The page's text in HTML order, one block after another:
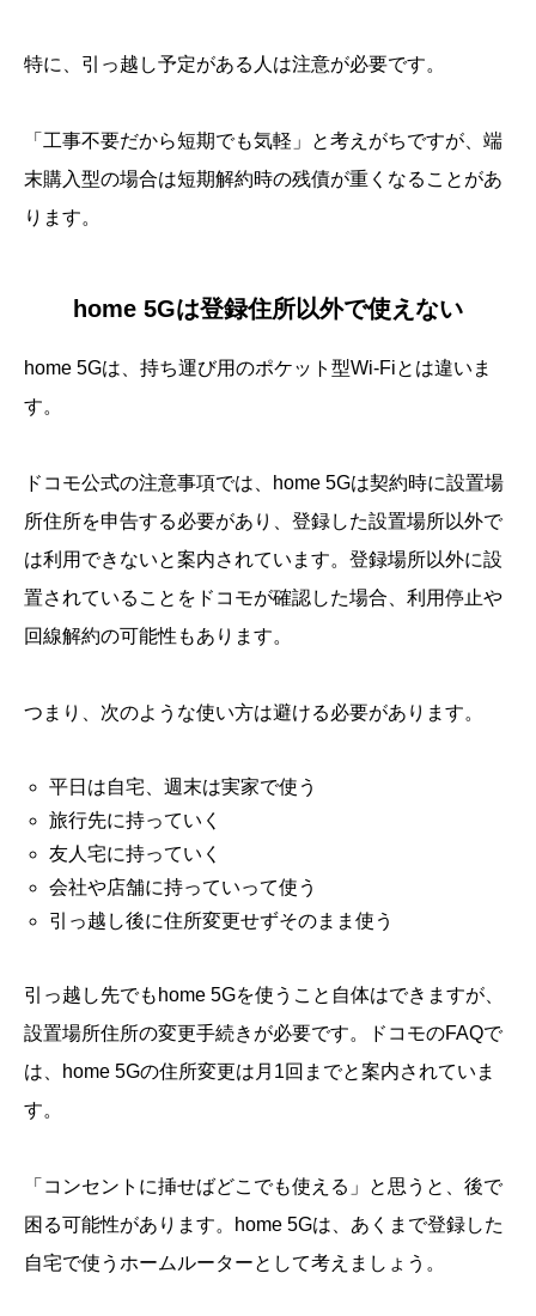
特に、引っ越し予定がある人は注意が必要です。
「工事不要だから短期でも気軽」と考えがちですが、端
末購入型の場合は短期解約時の残債が重くなることがあ
ります。
home 5Gは登録住所以外で使えない
home 5Gは、持ち運び用のポケット型Wi-Fiとは違いま
す。
ドコモ公式の注意事項では、home 5Gは契約時に設置場
所住所を申告する必要があり、登録した設置場所以外で
は利用できないと案内されています。登録場所以外に設
置されていることをドコモが確認した場合、利用停止や
回線解約の可能性もあります。
つまり、次のような使い方は避ける必要があります。
平日は自宅、週末は実家で使う
旅行先に持っていく
友人宅に持っていく
会社や店舗に持っていって使う
引っ越し後に住所変更せずそのまま使う
引っ越し先でもhome 5Gを使うこと自体はできますが、
設置場所住所の変更手続きが必要です。ドコモのFAQで
は、home 5Gの住所変更は月1回までと案内されていま
す。
「コンセントに挿せばどこでも使える」と思うと、後で
困る可能性があります。home 5Gは、あくまで登録した
自宅で使うホームルーターとして考えましょう。